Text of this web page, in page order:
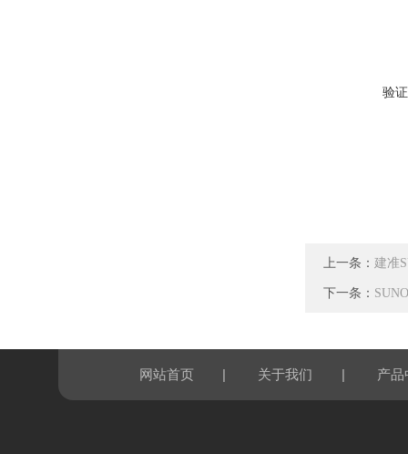
验
上一条： 建准
下一条：
网站首页 | 关于我们 | 产品